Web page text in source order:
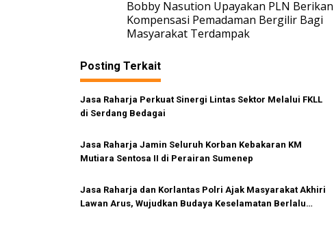
a
v
g
a
s
p
o
s
Bobby Nasution Upayakan PLN Berikan
Kompensasi Pemadaman Bergilir Bagi
Masyarakat Terdampak
Posting Terkait
Jasa Raharja Perkuat Sinergi Lintas Sektor Melalui FKLL
di Serdang Bedagai
Jasa Raharja Jamin Seluruh Korban Kebakaran KM
Mutiara Sentosa II di Perairan Sumenep
Jasa Raharja dan Korlantas Polri Ajak Masyarakat Akhiri
Lawan Arus, Wujudkan Budaya Keselamatan Berlalu